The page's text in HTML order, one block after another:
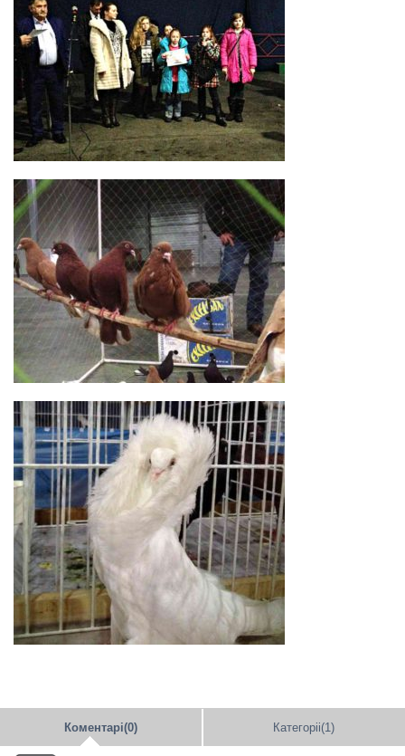
Коментарі(0) Категоріі(1)